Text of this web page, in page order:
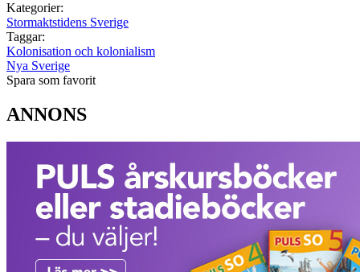
Kategorier:
Stormaktstidens Sverige
Taggar:
Kolonisation och kolonialism
Nya Sverige
Spara som favorit
ANNONS